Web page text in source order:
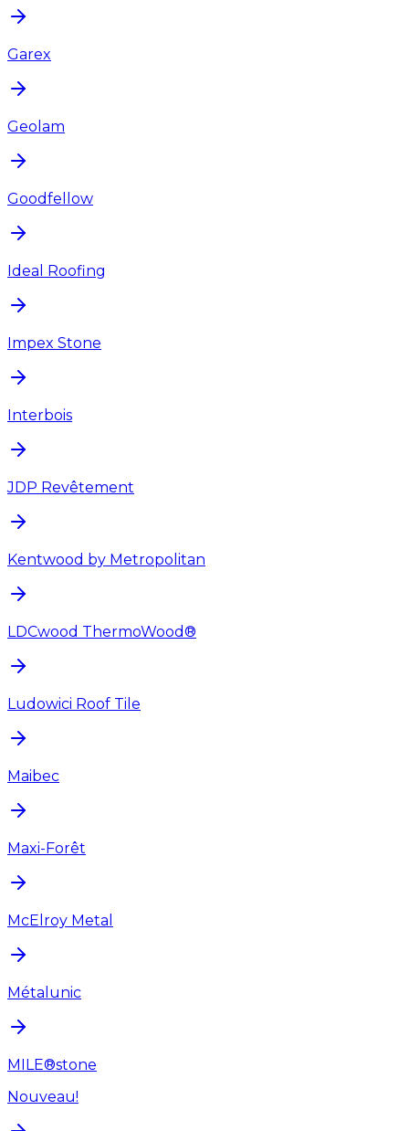
Garex
Geolam
Goodfellow
Ideal Roofing
Impex Stone
Interbois
JDP Revêtement
Kentwood by Metropolitan
LDCwood ThermoWood®
Ludowici Roof Tile
Maibec
Maxi-Forêt
McElroy Metal
Métalunic
MILE®stone
Nouveau!